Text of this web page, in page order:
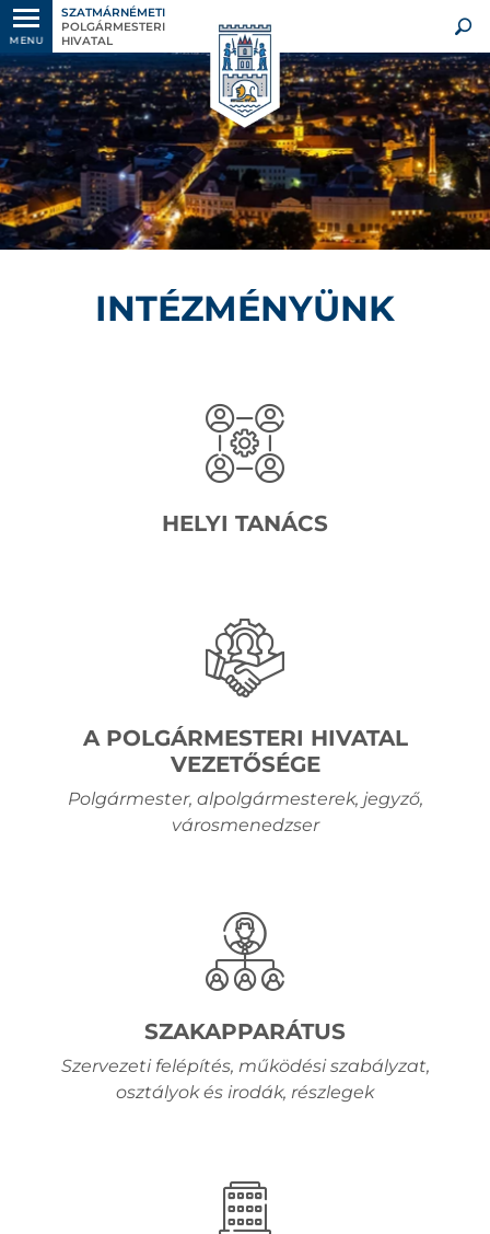
MENU
SZATMÁRNÉMETI
POLGÁRMESTERI
HIVATAL
INTÉZMÉNYÜNK
HELYI TANÁCS
A POLGÁRMESTERI HIVATAL
VEZETŐSÉGE
Polgármester, alpolgármesterek, jegyző,
városmenedzser
SZAKAPPARÁTUS
Szervezeti felépítés, működési szabályzat,
osztályok és irodák, részlegek